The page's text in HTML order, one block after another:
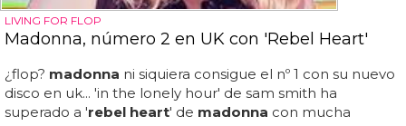
LIVING FOR FLOP
Madonna, número 2 en UK con 'Rebel Heart'
¿flop? madonna ni siquiera consigue el nº 1 con su nuevo
disco en uk... 'in the lonely hour' de sam smith ha
superado a 'rebel heart' de madonna con mucha